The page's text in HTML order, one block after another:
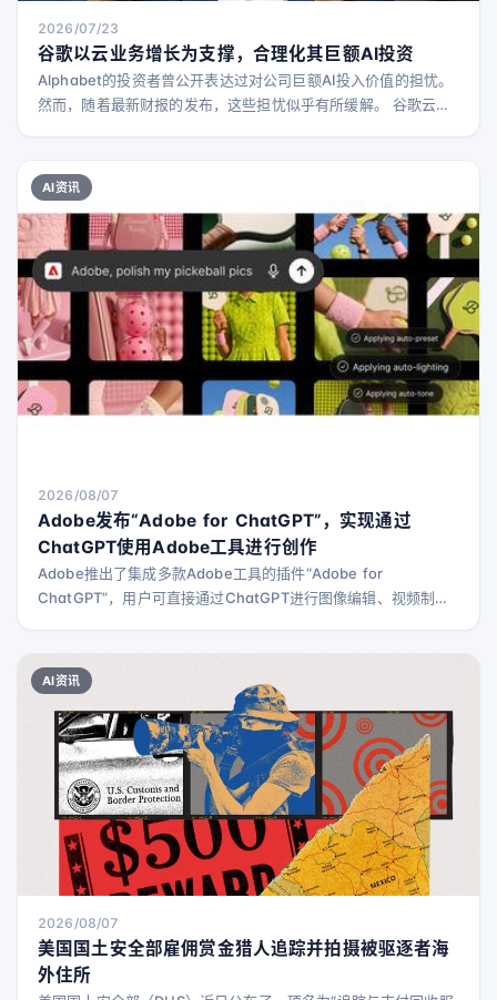
2026/07/23
谷歌以云业务增长为支撑，合理化其巨额AI投资
Alphabet的投资者曾公开表达过对公司巨额AI投入价值的担忧。
然而，随着最新财报的发布，这些担忧似乎有所缓解。 谷歌云业
一季度63%的同比增长（当时收入为200亿美元），也远超华尔
街分析师对本季度增长的预期（预期为224.6亿美元）。 公司表
示，这些云业务的增长主要来自企业AI
AI资讯
2026/08/07
Adobe发布“Adobe for ChatGPT”，实现通过
ChatGPT使用Adobe工具进行创作
Adobe推出了集成多款Adobe工具的插件“Adobe for
ChatGPT”，用户可直接通过ChatGPT进行图像编辑、视频制作
AI资讯
2026/08/07
美国国土安全部雇佣赏金猎人追踪并拍摄被驱逐者海
外住所